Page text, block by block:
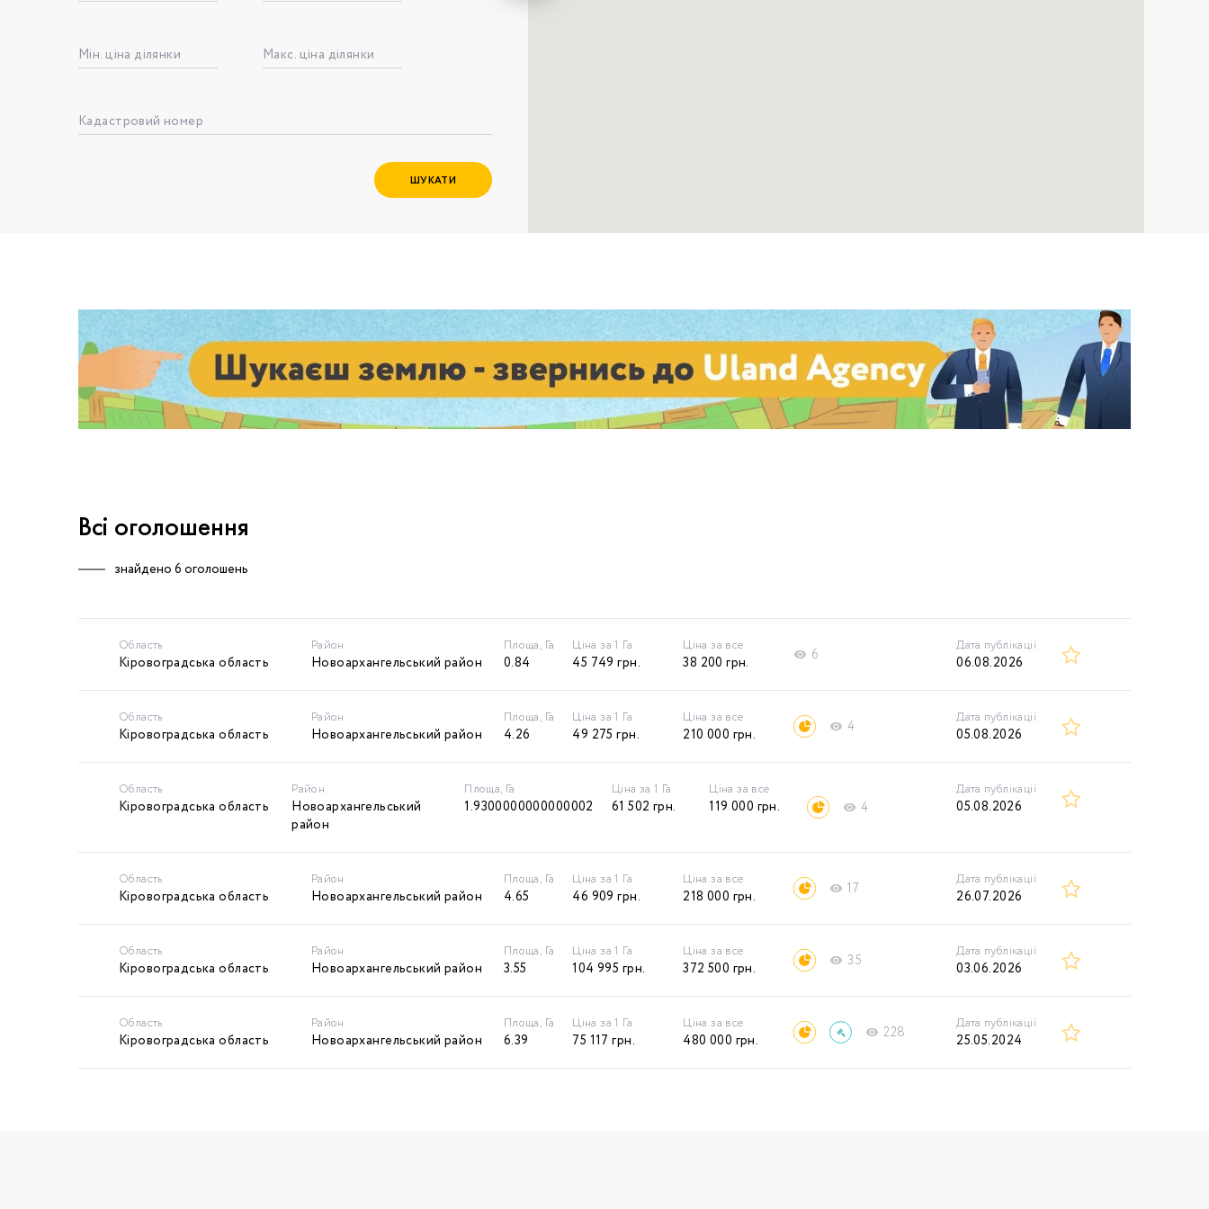
Мін. ціна ділянки Макс. ціна ділянки
Кадастровий номер
ШУКАТИ
Всі оголошення
знайдено 6 оголошень
Область
Кіровоградська область
Район
Новоархангельський район
Площа, Га
0.84
Ціна за 1 Га
45 749 грн.
Ціна за все
38 200 грн. 6 Дата публікації
06.08.2026
Область
Кіровоградська область
Район
Новоархангельський район
Площа, Га
4.26
Ціна за 1 Га
49 275 грн.
Ціна за все
210 000 грн. 4 Дата публікації
05.08.2026
Область
Кіровоградська область
Район
Новоархангельський
район
Площа, Га
1.9300000000000002
Ціна за 1 Га
61 502 грн.
Ціна за все
119 000 грн. 4
Дата публікації
05.08.2026
Область
Кіровоградська область
Район
Новоархангельський район
Площа, Га
4.65
Ціна за 1 Га
46 909 грн.
Ціна за все
218 000 грн. 17 Дата публікації
26.07.2026
Область
Кіровоградська область
Район
Новоархангельський район
Площа, Га
3.55
Ціна за 1 Га
104 995 грн.
Ціна за все
372 500 грн. 35 Дата публікації
03.06.2026
Область
Кіровоградська область
Район
Новоархангельський район
Площа, Га
6.39
Ціна за 1 Га
75 117 грн.
Ціна за все
480 000 грн. 228 Дата публікації
25.05.2024
Немає облікового запису?
Номер телефона